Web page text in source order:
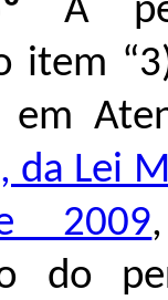
A
item
em
da Lei
2009
do